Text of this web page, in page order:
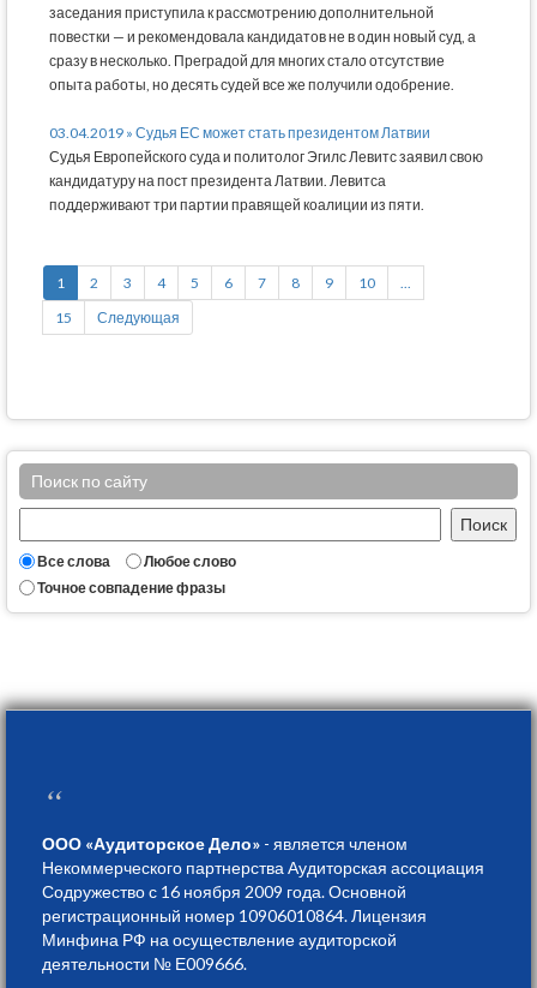
заседания приступила к рассмотрению дополнительной
повестки — и рекомендовала кандидатов не в один новый суд, а
сразу в несколько. Преградой для многих стало отсутствие
опыта работы, но десять судей все же получили одобрение.
03.04.2019 » Судья ЕС может стать президентом Латвии
Судья Европейского суда и политолог Эгилс Левитс заявил свою
кандидатуру на пост президента Латвии. Левитса
поддерживают три партии правящей коалиции из пяти.
1 2 3 4 5 6 7 8 9 10
...
15
Следующая
Поиск по сайту
Все слова
Любое слово
Точное совпадение фразы
“
ООО «Аудиторское Дело» - является членом
Некоммерческого партнерства Аудиторская ассоциация
Содружество с 16 ноября 2009 года. Основной
регистрационный номер 10906010864. Лицензия
Минфина РФ на осуществление аудиторской
деятельности № Е009666.